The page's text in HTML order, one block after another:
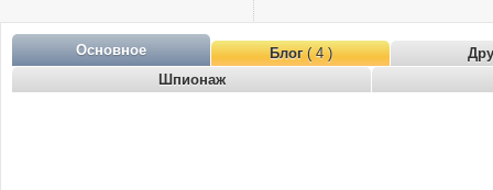
Основное Блог( 4 )
Шпионаж